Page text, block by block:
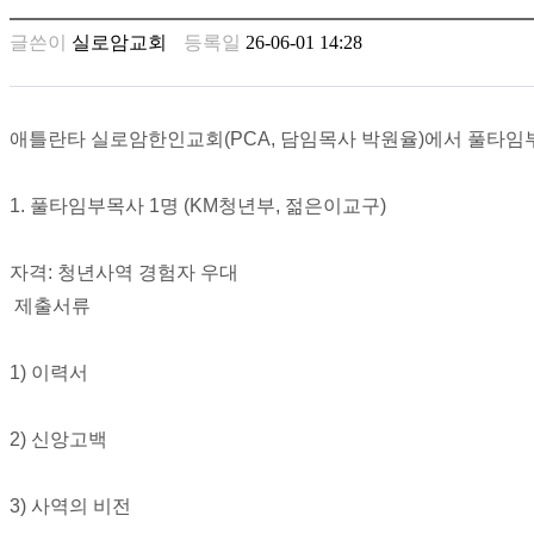
찾
기
링
크
키
소
minky
출
마
브
글쓴이 실로암교회 등록일 26-06-01 14:28
애틀란타 실로암한인교회(PCA, 담임목사 박원율)에서 풀타
1. 풀타임부목사 1명 (KM청년부, 젊은이교구)
자격: 청년사역 경험자 우대
제출서류
1) 이력서
2) 신앙고백
3) 사역의 비전